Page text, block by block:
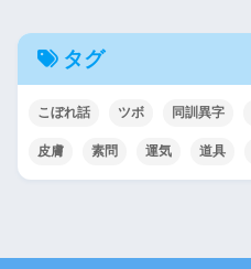
タグ
こぼれ話 ツボ 同訓異字
皮膚 素問 運気 道具